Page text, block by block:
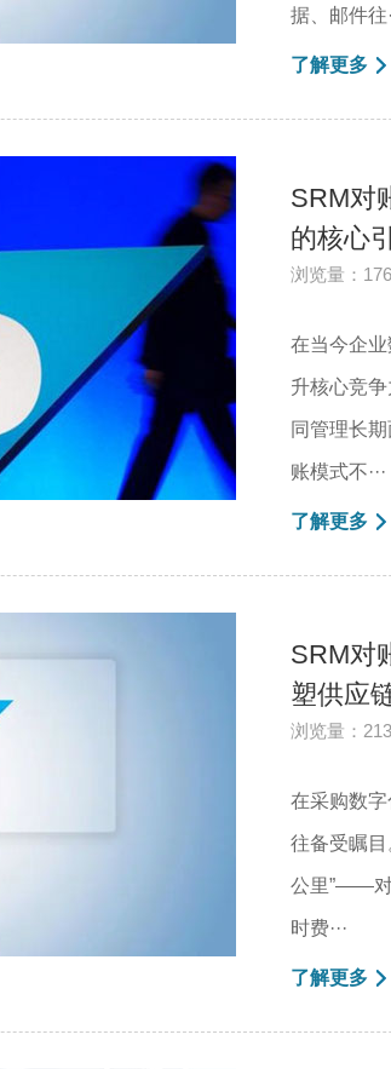
据、邮件往
了解更多
SRM对
的核心
浏览量：176
在当今企
升核心竞
同管理长
账模式不···
了解更多
SRM对
塑供应
浏览量：213
在采购数
往备受瞩
公里”——对
时费···
了解更多